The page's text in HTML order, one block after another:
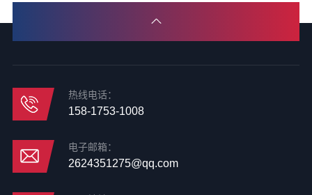
热线电话：
158-1753-1008
电子邮箱：
2624351275@qq.com